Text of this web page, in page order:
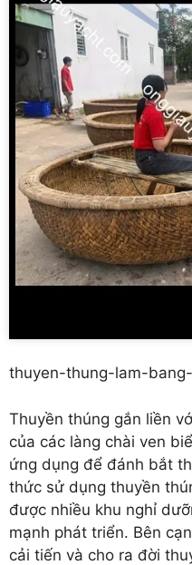
thuyen-thung-lam-
Thuyền thúng gắn liền
của các làng chài ven
ứng dụng để đánh bắt
thức sử dụng thuyền
được nhiều khu nghỉ
mạnh phát triển. Bên
cải tiến và cho ra đời